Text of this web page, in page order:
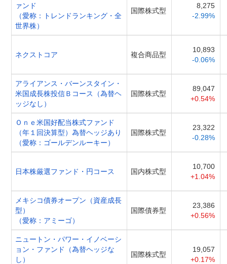
ァンド
（愛称：トレンドランキング・全
世界株）
国際株式型
8,275
-2.99%
ネクストコア 複合商品型
10,893
-0.06%
アライアンス・バーンスタイン・
米国成長株投信Ｂコース（為替ヘ
ッジなし）
国際株式型
89,047
+0.54%
Ｏｎｅ米国好配当株式ファンド
（年１回決算型）為替ヘッジあり
（愛称：ゴールデンルーキー）
国際株式型
23,322
-0.28%
日本株厳選ファンド・円コース 国内株式型
10,700
+1.04%
メキシコ債券オープン（資産成長
型）
（愛称：アミーゴ）
国際債券型
23,386
+0.56%
ニュートン・パワー・イノベーシ
ョン・ファンド（為替ヘッジな
し）
国際株式型
19,057
+0.17%